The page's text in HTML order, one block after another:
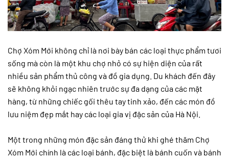
Chợ Xóm Mới không chỉ là nơi bày bán các loại thực phẩm tươi
sống mà còn là một khu chợ nhỏ có sự hiện diện của rất
nhiều sản phẩm thủ công và đồ gia dụng. Du khách đến đây
sẽ không khỏi ngạc nhiên trước sự đa dạng của các mặt
hàng, từ những chiếc gối thêu tay tinh xảo, đến các món đồ
lưu niệm đẹp mắt hay các loại gia vị đặc sản của Hà Nội.
Một trong những món đặc sản đáng thử khi ghé thăm Chợ
Xóm Mới chính là các loại bánh, đặc biệt là bánh cuốn và bánh